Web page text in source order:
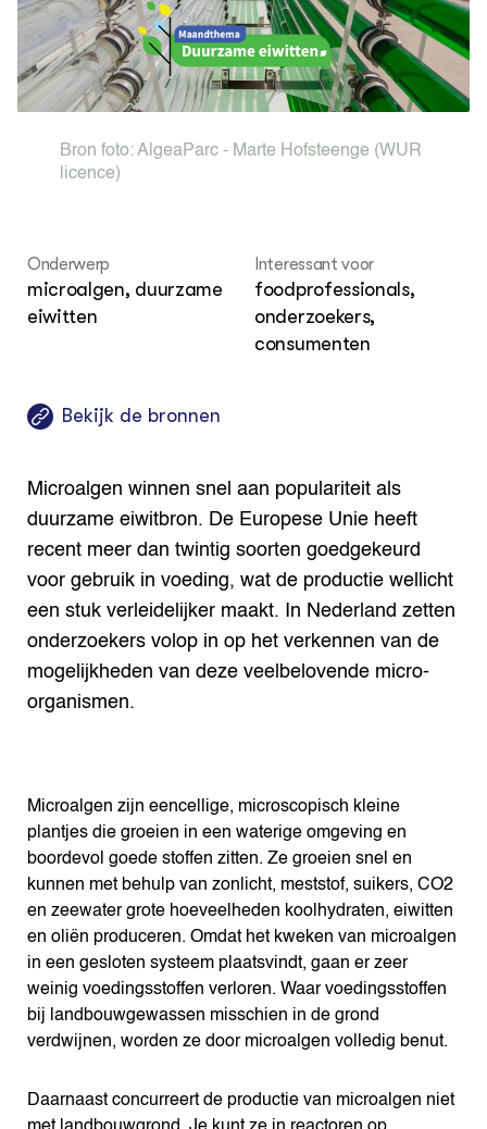
Columns & Blogs
ZIE OOK
In de regio
Lectoraten
Practoraten
LEREN
Wiki Groen Kennisnet
Bron foto:AlgeaParc - Marte Hofsteenge (WUR
licence)
Onderwerp
microalgen, duurzame
eiwitten
Interessant voor
foodprofessionals,
onderzoekers,
consumenten
Bekijk de bronnen
Microalgen winnen snel aan populariteit als
duurzame eiwitbron. De Europese Unie heeft
recent meer dan twintig soorten goedgekeurd
voor gebruik in voeding, wat de productie wellicht
een stuk verleidelijker maakt. In Nederland zetten
onderzoekers volop in op het verkennen van de
mogelijkheden van deze veelbelovende micro-
organismen.
Microalgen zijn eencellige, microscopisch kleine
plantjes die groeien in een waterige omgeving en
boordevol goede stoffen zitten. Ze groeien snel en
kunnen met behulp van zonlicht, meststof, suikers, CO2
en zeewater grote hoeveelheden koolhydraten, eiwitten
en oliën produceren. Omdat het kweken van microalgen
in een gesloten systeem plaatsvindt, gaan er zeer
weinig voedingsstoffen verloren. Waar voedingsstoffen
bij landbouwgewassen misschien in de grond
verdwijnen, worden ze door microalgen volledig benut.
Daarnaast concurreert de productie van microalgen niet